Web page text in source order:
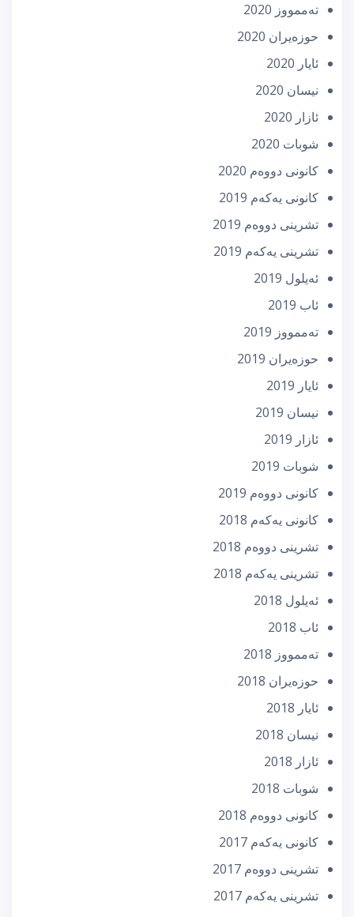
تەممووز 2020
حوزه‌یران 2020
ئایار 2020
نیسان 2020
ئازار 2020
شوبات 2020
كانونی دووه‌م 2020
كانونی یه‌كه‌م 2019
تشرینی دووه‌م 2019
تشرینی یه‌كه‌م 2019
ئه‌یلول 2019
ئاب 2019
تەممووز 2019
حوزه‌یران 2019
ئایار 2019
نیسان 2019
ئازار 2019
شوبات 2019
كانونی دووه‌م 2019
كانونی یه‌كه‌م 2018
تشرینی دووه‌م 2018
تشرینی یه‌كه‌م 2018
ئه‌یلول 2018
ئاب 2018
تەممووز 2018
حوزه‌یران 2018
ئایار 2018
نیسان 2018
ئازار 2018
شوبات 2018
كانونی دووه‌م 2018
كانونی یه‌كه‌م 2017
تشرینی دووه‌م 2017
تشرینی یه‌كه‌م 2017